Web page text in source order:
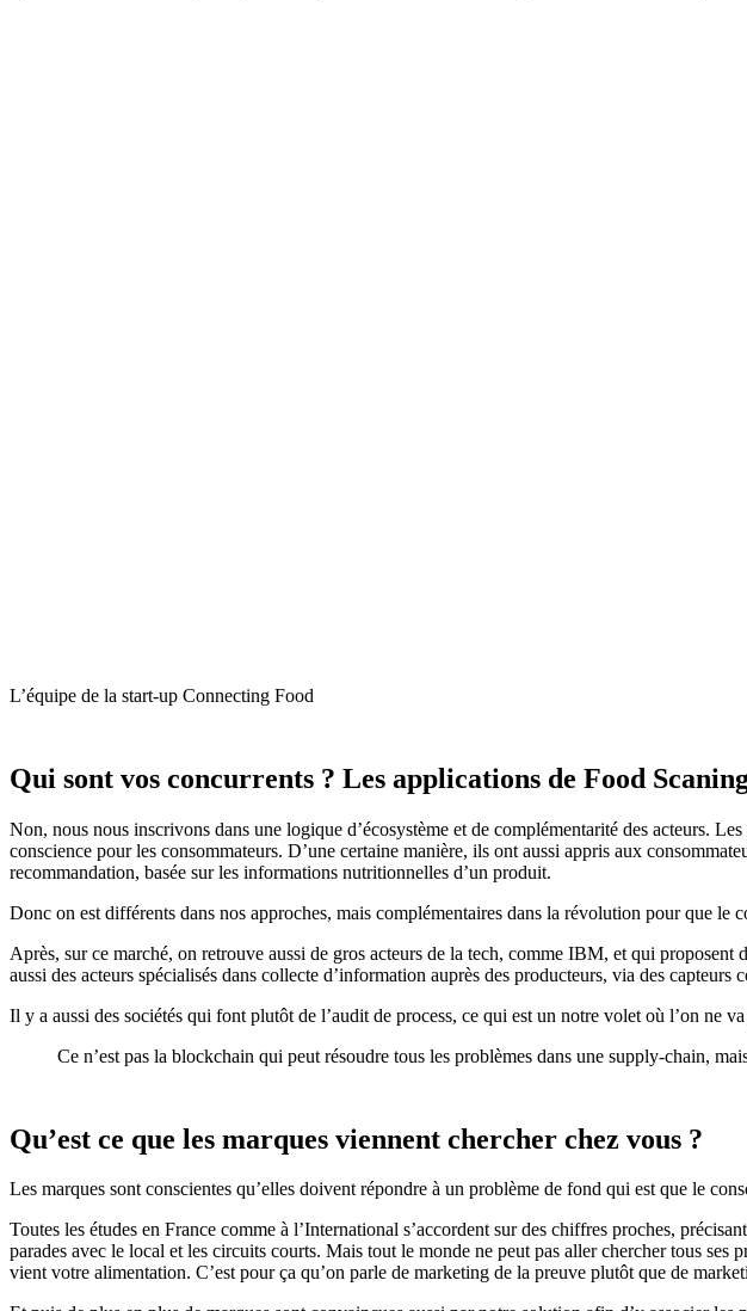
L’équipe de la start-up Connecting Food
Qui sont vos concurrents ? Les applications de Food
Non, nous nous inscrivons dans une logique d’écosystème et de complémentarité des acteurs.
conscience pour les consommateurs. D’une certaine manière, ils ont aussi appris aux
recommandation, basée sur les informations nutritionnelles d’un produit.
Donc on est différents dans nos approches, mais complémentaires dans la révolution pour que le
Après, sur ce marché, on retrouve aussi de gros acteurs de la tech, comme IBM, et qui
aussi des acteurs spécialisés dans collecte d’information auprès des producteurs, via des capteurs
Il y a aussi des sociétés qui font plutôt de l’audit de process, ce qui est un notre volet où l’on ne
Ce n’est pas la blockchain qui peut résoudre tous les problèmes dans une supply-chain,
Qu’est ce que les marques viennent chercher chez vous ?
Les marques sont conscientes qu’elles doivent répondre à un problème de fond qui est que le
Toutes les études en France comme à l’International s’accordent sur des chiffres proches,
parades avec le local et les circuits courts. Mais tout le monde ne peut pas aller chercher tous
vient votre alimentation. C’est pour ça qu’on parle de marketing de la preuve plutôt que de